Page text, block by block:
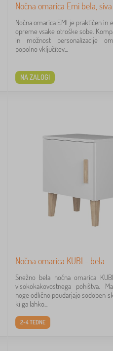
Nočna omarica Emi bela,
Nočna omarica EMI je praktičen in
opreme vsake otroške sobe.
in možnost personalizacije
popolno vključitev...
NA ZALOGI
Nočna omarica KUBI - bela
Snežno bela nočna omarica
visokokakovostnega pohištva.
noge odlično poudarjajo sodoben
ki ga lahko...
2-4 TEDNE